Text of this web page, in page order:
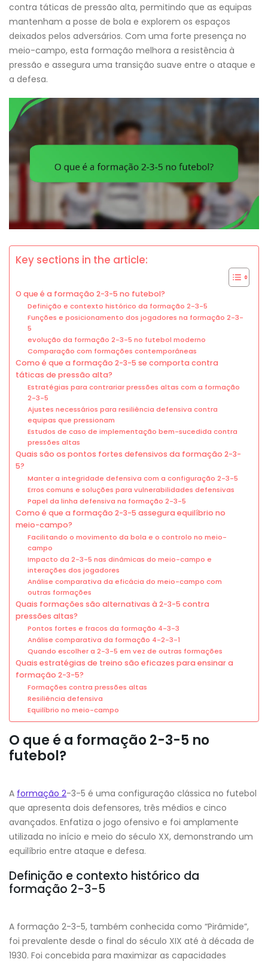
contra táticas de pressão alta, permitindo que as equipas
mantenham a posse de bola e explorem os espaços
deixados pelos adversários. Com uma forte presença no
meio-campo, esta formação melhora a resistência à
pressão e assegura uma transição suave entre o ataque e
a defesa.
Key sections in the article:
O que é a formação 2-3-5 no futebol?
Definição e contexto histórico da formação 2-3-5
Funções e posicionamento dos jogadores na formação 2-3-
5
evolução da formação 2-3-5 no futebol moderno
Comparação com formações contemporâneas
Como é que a formação 2-3-5 se comporta contra
táticas de pressão alta?
Estratégias para contrariar pressões altas com a formação
2-3-5
Ajustes necessários para resiliência defensiva contra
equipas que pressionam
Estudos de caso de implementação bem-sucedida contra
pressões altas
Quais são os pontos fortes defensivos da formação 2-3-
5?
Manter a integridade defensiva com a configuração 2-3-5
Erros comuns e soluções para vulnerabilidades defensivas
Papel da linha defensiva na formação 2-3-5
Como é que a formação 2-3-5 assegura equilíbrio no
meio-campo?
Facilitando o movimento da bola e o controlo no meio-
campo
Impacto da 2-3-5 nas dinâmicas do meio-campo e
interações dos jogadores
Análise comparativa da eficácia do meio-campo com
outras formações
Quais formações são alternativas à 2-3-5 contra
pressões altas?
Pontos fortes e fracos da formação 4-3-3
Análise comparativa da formação 4-2-3-1
Quando escolher a 2-3-5 em vez de outras formações
Quais estratégias de treino são eficazes para ensinar a
formação 2-3-5?
Formações contra pressões altas
Resiliência defensiva
Equilíbrio no meio-campo
O que é a formação 2-3-5 no
futebol?
A formação 2-3-5 é uma configuração clássica no futebol
que apresenta dois defensores, três médios e cinco
avançados. Enfatiza o jogo ofensivo e foi amplamente
utilizada no início e meio do século XX, demonstrando um
equilíbrio entre ataque e defesa.
Definição e contexto histórico da
formação 2-3-5
A formação 2-3-5, também conhecida como “Pirâmide”,
foi prevalente desde o final do século XIX até à década de
1930. Foi concebida para maximizar as capacidades